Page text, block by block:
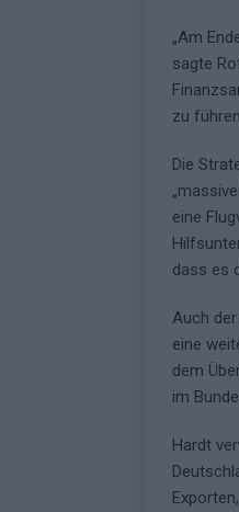
„Am
sagte
zu
Die
eine
dass es
Auch
eine
dem
im
Hardt